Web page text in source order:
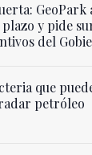
y pide
del
que
petróleo